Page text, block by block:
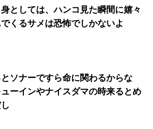
としては、ハンコ見た瞬間に嬉々
くるサメは恐怖でしかないよ
ソナーですら命に関わるからな
ーインやナイスダマの時来るとめ